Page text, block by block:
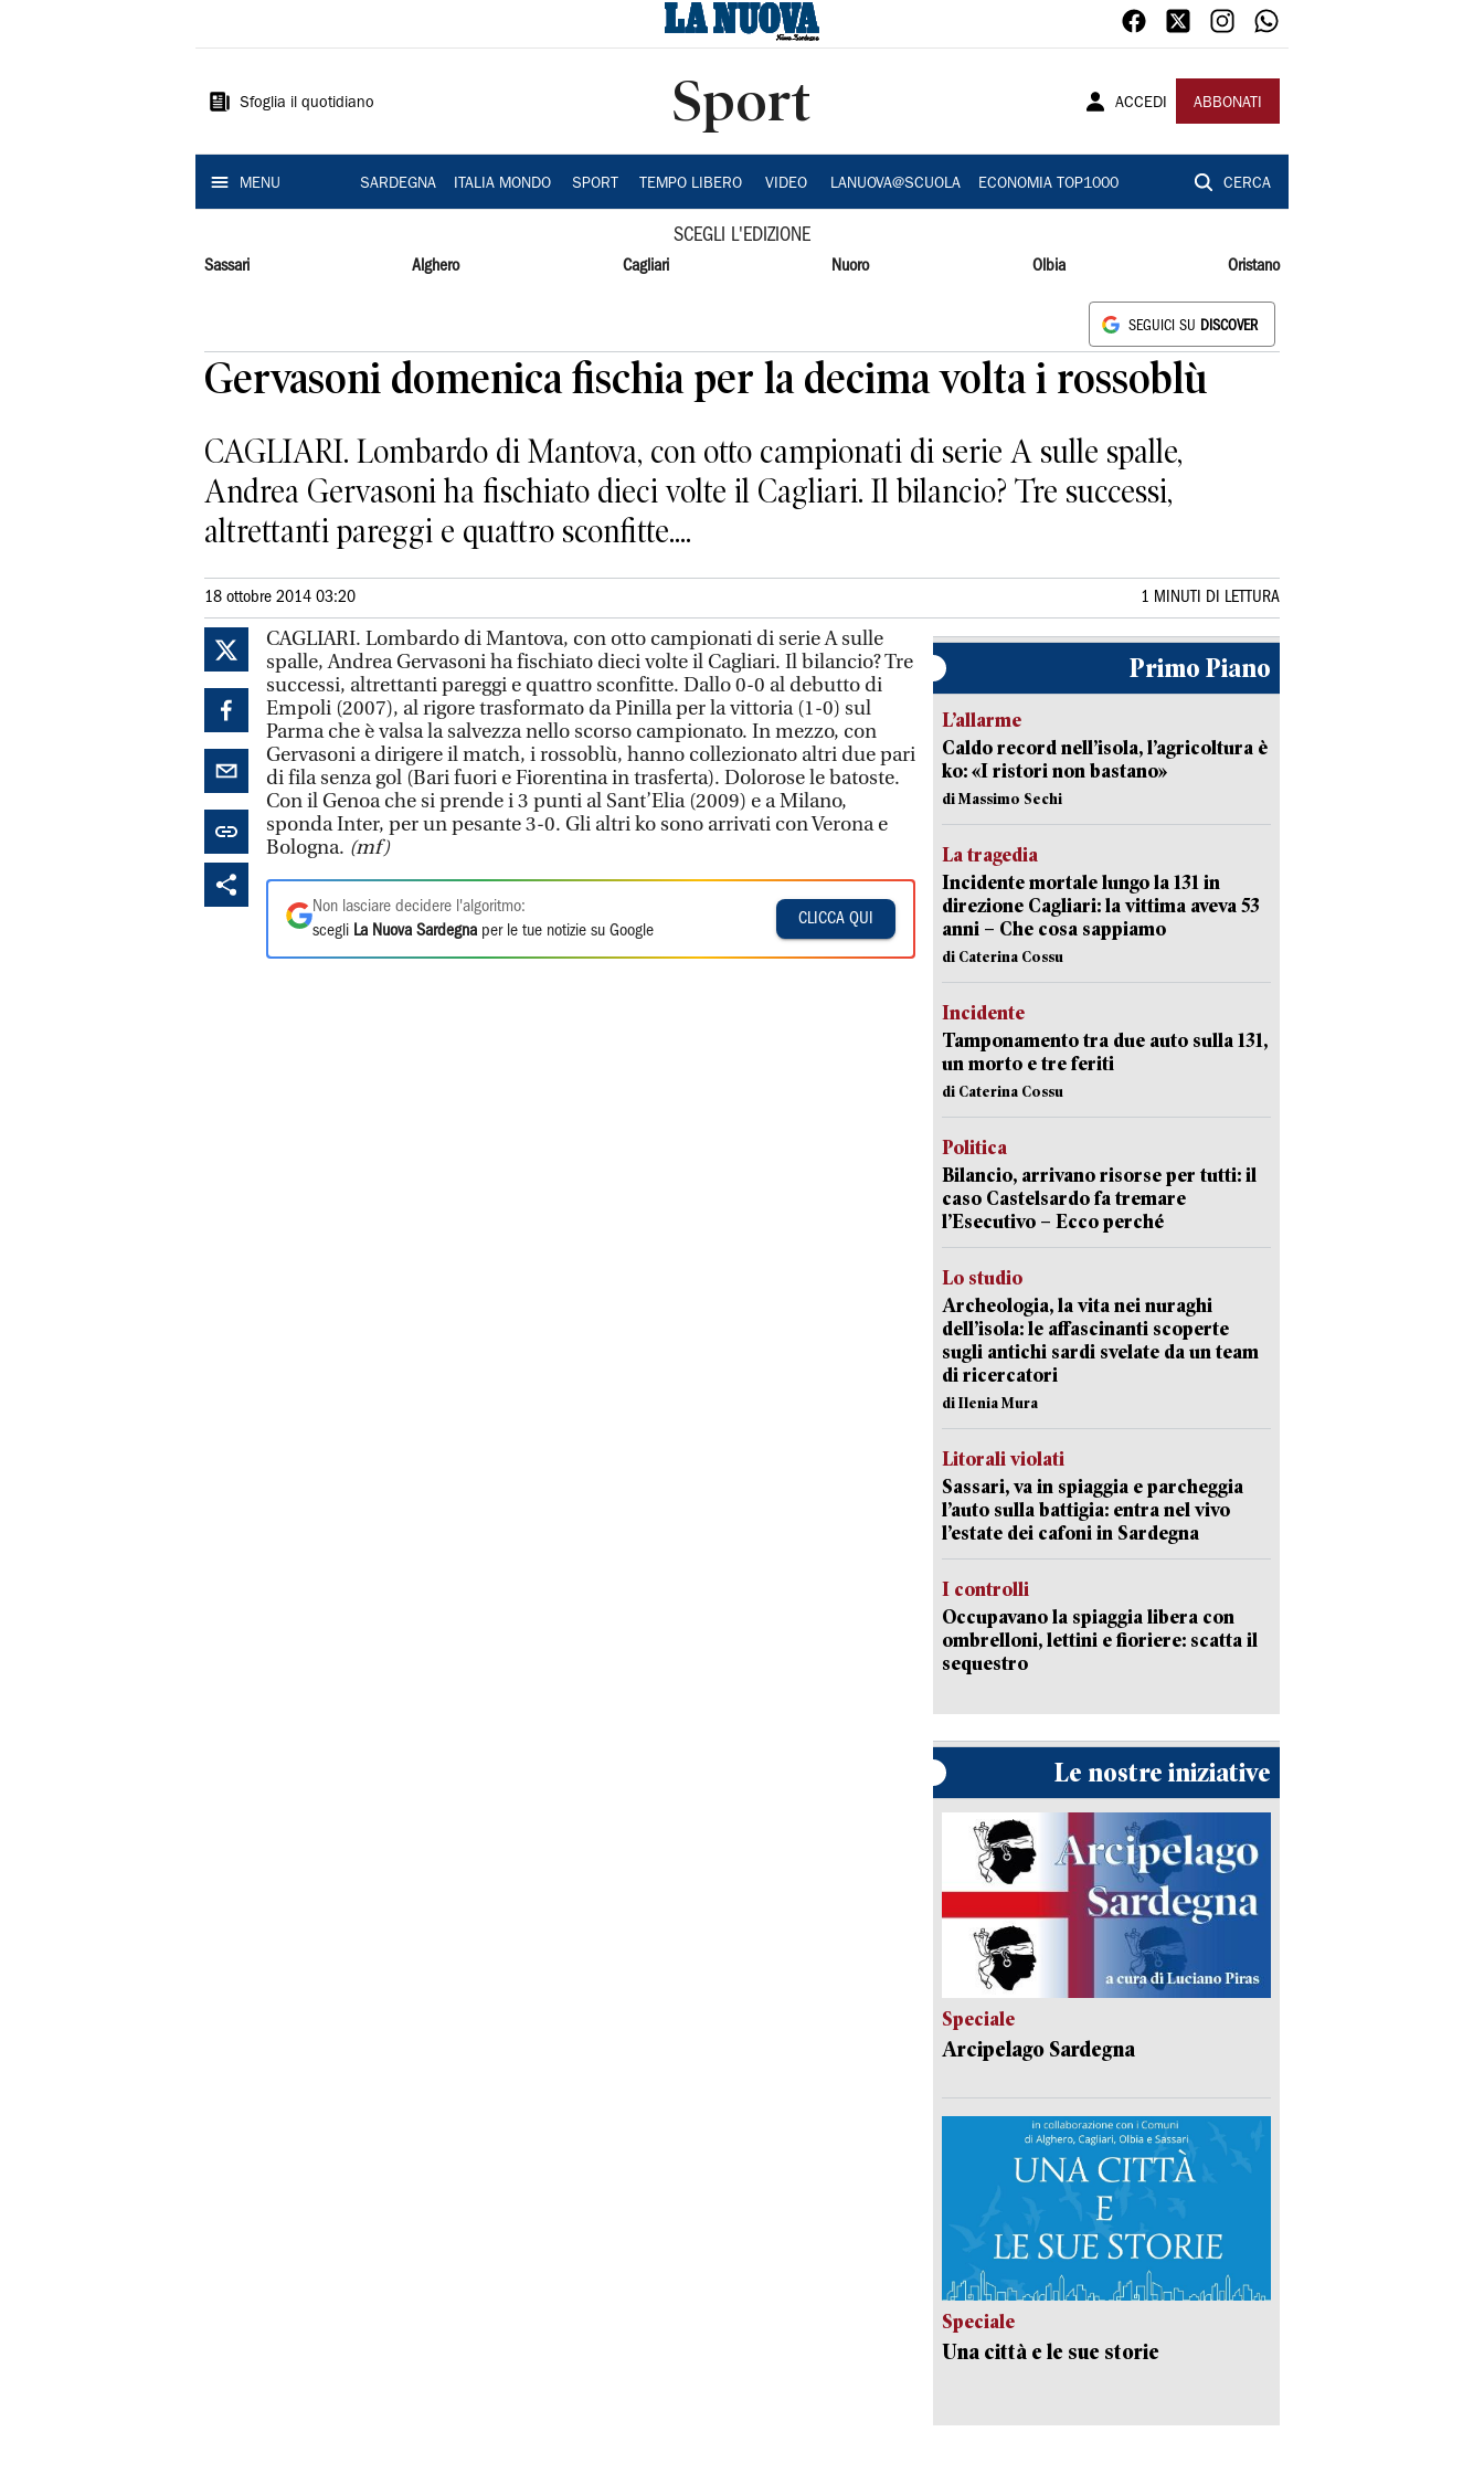
Sardegna
Sfoglia il quotidiano Sport ACCEDI ABBONATI
MENU SARDEGNA ITALIA MONDO SPORT TEMPO LIBERO VIDEO LANUOVA@SCUOLA ECONOMIA TOP1000 CERCA
SCEGLI L'EDIZIONE
Sassari Alghero Cagliari Nuoro Olbia Oristano
SEGUICI SU DISCOVER
Gervasoni domenica fischia per la decima volta i rossoblù
CAGLIARI. Lombardo di Mantova, con otto campionati di serie A sulle spalle,
Andrea Gervasoni ha fischiato dieci volte il Cagliari. Il bilancio? Tre successi,
altrettanti pareggi e quattro sconfitte....
18 ottobre 2014 03:20 1 MINUTI DI LETTURA
CAGLIARI. Lombardo di Mantova, con otto campionati di serie A sulle
spalle, Andrea Gervasoni ha fischiato dieci volte il Cagliari. Il bilancio? Tre
successi, altrettanti pareggi e quattro sconfitte. Dallo 0-0 al debutto di
Empoli (2007), al rigore trasformato da Pinilla per la vittoria (1-0) sul
Parma che è valsa la salvezza nello scorso campionato. In mezzo, con
Gervasoni a dirigere il match, i rossoblù, hanno collezionato altri due pari
di fila senza gol (Bari fuori e Fiorentina in trasferta). Dolorose le batoste.
Con il Genoa che si prende i 3 punti al Sant’Elia (2009) e a Milano,
sponda Inter, per un pesante 3-0. Gli altri ko sono arrivati con Verona e
Bologna. (mf)
Non lasciare decidere l'algoritmo:
scegli La Nuova Sardegna per le tue notizie su Google
CLICCA QUI
Primo Piano
L’allarme
Caldo record nell’isola, l’agricoltura è
ko: «I ristori non bastano»
di Massimo Sechi
La tragedia
Incidente mortale lungo la 131 in
direzione Cagliari: la vittima aveva 53
anni – Che cosa sappiamo
di Caterina Cossu
Incidente
Tamponamento tra due auto sulla 131,
un morto e tre feriti
di Caterina Cossu
Politica
Bilancio, arrivano risorse per tutti: il
caso Castelsardo fa tremare
l’Esecutivo – Ecco perché
Lo studio
Archeologia, la vita nei nuraghi
dell’isola: le affascinanti scoperte
sugli antichi sardi svelate da un team
di ricercatori
di Ilenia Mura
Litorali violati
Sassari, va in spiaggia e parcheggia
l’auto sulla battigia: entra nel vivo
l’estate dei cafoni in Sardegna
I controlli
Occupavano la spiaggia libera con
ombrelloni, lettini e fioriere: scatta il
sequestro
Le nostre iniziative
Speciale
Arcipelago Sardegna
Speciale
Una città e le sue storie